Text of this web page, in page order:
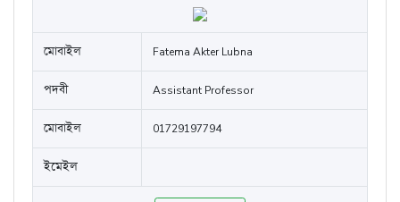
মোবাইল Fatema Akter Lubna
পদবী Assistant Professor
মোবাইল 01729197794
ইমেইল